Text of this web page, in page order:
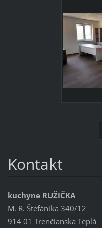
Kontakt
kuchyne RUŽIČKA
M. R. Štefánika 340/12
914 01 Trenčianska Teplá